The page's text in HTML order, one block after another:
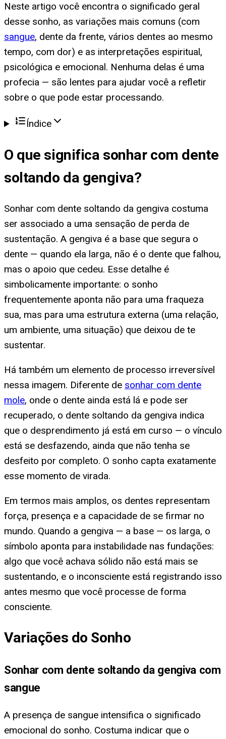
Neste artigo você encontra o significado geral
desse sonho, as variações mais comuns (com
sangue, dente da frente, vários dentes ao mesmo
tempo, com dor) e as interpretações espiritual,
psicológica e emocional. Nenhuma delas é uma
profecia — são lentes para ajudar você a refletir
sobre o que pode estar processando.
Índice
O que significa sonhar com dente
soltando da gengiva?
Sonhar com dente soltando da gengiva costuma
ser associado a uma sensação de perda de
sustentação. A gengiva é a base que segura o
dente — quando ela larga, não é o dente que falhou,
mas o apoio que cedeu. Esse detalhe é
simbolicamente importante: o sonho
frequentemente aponta não para uma fraqueza
sua, mas para uma estrutura externa (uma relação,
um ambiente, uma situação) que deixou de te
sustentar.
Há também um elemento de processo irreversível
nessa imagem. Diferente de sonhar com dente
mole, onde o dente ainda está lá e pode ser
recuperado, o dente soltando da gengiva indica
que o desprendimento já está em curso — o vínculo
está se desfazendo, ainda que não tenha se
desfeito por completo. O sonho capta exatamente
esse momento de virada.
Em termos mais amplos, os dentes representam
força, presença e a capacidade de se firmar no
mundo. Quando a gengiva — a base — os larga, o
símbolo aponta para instabilidade nas fundações:
algo que você achava sólido não está mais se
sustentando, e o inconsciente está registrando isso
antes mesmo que você processe de forma
consciente.
Variações do Sonho
Sonhar com dente soltando da gengiva com
sangue
A presença de sangue intensifica o significado
emocional do sonho. Costuma indicar que o